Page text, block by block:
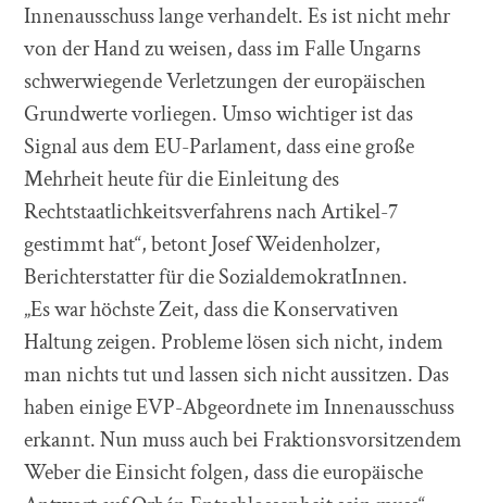
Innenausschuss lange verhandelt. Es ist nicht mehr
von der Hand zu weisen, dass im Falle Ungarns
schwerwiegende Verletzungen der europäischen
Grundwerte vorliegen. Umso wichtiger ist das
Signal aus dem EU-Parlament, dass eine große
Mehrheit heute für die Einleitung des
Rechtstaatlichkeitsverfahrens nach Artikel-7
gestimmt hat“, betont Josef Weidenholzer,
Berichterstatter für die SozialdemokratInnen.
„Es war höchste Zeit, dass die Konservativen
Haltung zeigen. Probleme lösen sich nicht, indem
man nichts tut und lassen sich nicht aussitzen. Das
haben einige EVP-Abgeordnete im Innenausschuss
erkannt. Nun muss auch bei Fraktionsvorsitzendem
Weber die Einsicht folgen, dass die europäische